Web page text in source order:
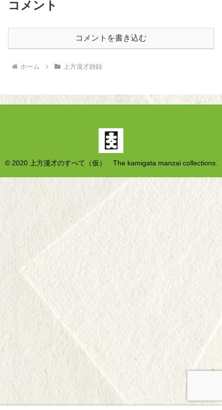
コメント
コメントを書き込む
ホーム 上方漫才雑録
© 2020 上方漫才のすべて（仮） The kamigata manzai collections.